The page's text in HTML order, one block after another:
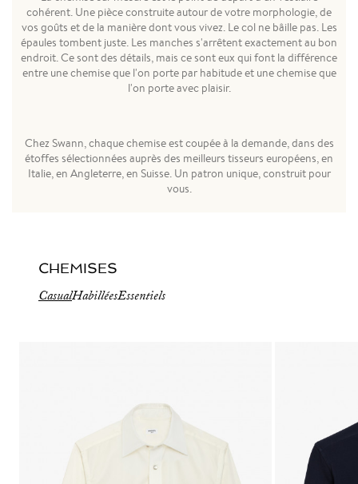
cohérent. Une pièce construite autour de votre morphologie, de
vos goûts et de la manière dont vous vivez. Le col ne bâille pas. Les
épaules tombent juste. Les manches s'arrêtent exactement au bon
endroit. Ce sont des détails, mais ce sont eux qui font la différence
entre une chemise que l'on porte par habitude et une chemise que
l'on porte avec plaisir.
Chez Swann, chaque chemise est coupée à la demande, dans des
étoffes sélectionnées auprès des meilleurs tisseurs européens, en
Italie, en Angleterre, en Suisse. Un patron unique, construit pour
vous.
CHEMISES
CasualHabilléesEssentiels